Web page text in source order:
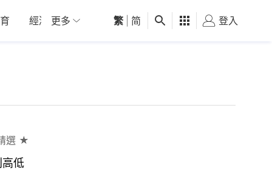
經濟 01深圳 觀點 健康 好食玩飛
更多 繁 简 登入
選 ★
低